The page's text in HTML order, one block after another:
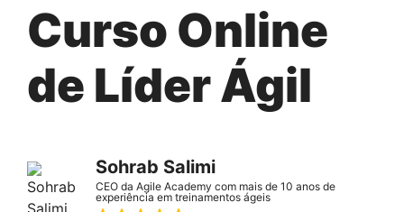
Curso Online
de Líder Ágil
Sohrab Salimi
CEO da Agile Academy com mais de 10 anos de
experiência em treinamentos ágeis